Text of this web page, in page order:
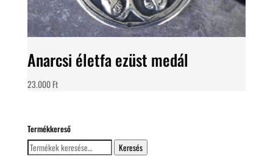
Anarcsi életfa ezüst medál
23.000Ft
Termékkereső
Keresés
a
Keresés